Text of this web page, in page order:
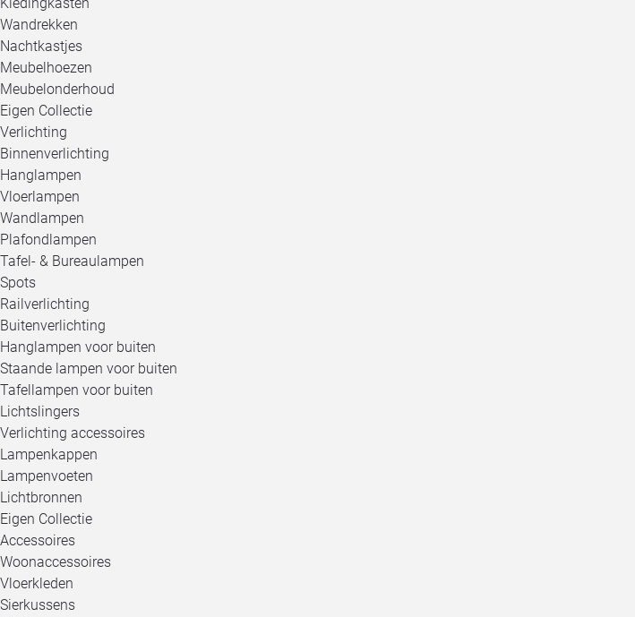
Wandrekken
Nachtkastjes
Meubelhoezen
Meubelonderhoud
Eigen Collectie
Verlichting
Binnenverlichting
Hanglampen
Vloerlampen
Wandlampen
Plafondlampen
Tafel- & Bureaulampen
Spots
Railverlichting
Buitenverlichting
Hanglampen voor buiten
Staande lampen voor buiten
Tafellampen voor buiten
Lichtslingers
Verlichting accessoires
Lampenkappen
Lampenvoeten
Lichtbronnen
Eigen Collectie
Accessoires
Woonaccessoires
Vloerkleden
Sierkussens